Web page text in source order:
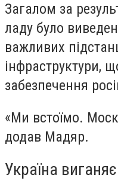
Загалом за
ладу було
важливих
інфраструктури,
забезпечення
«Ми встоїмо.
додав Мадяр.
Україна